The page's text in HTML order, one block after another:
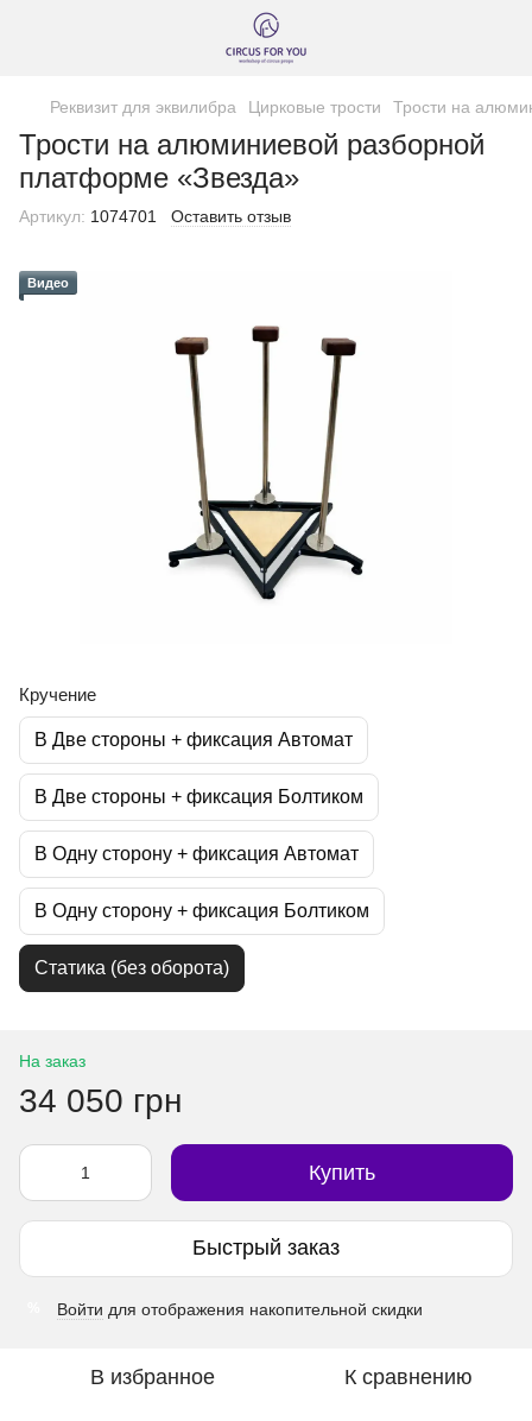
Реквизит для эквилибра Цирковые трости Трости на
Трости на алюминиевой разборной
платформе «Звезда»
Артикул: 1074701 Оставить отзыв
Видео
Кручение
В Две стороны + фиксация Автомат
В Две стороны + фиксация Болтиком
В Одну сторону + фиксация Автомат
В Одну сторону + фиксация Болтиком
Статика (без оборота)
На заказ
34 050 грн
Купить
Быстрый заказ
Войти для отображения накопительной скидки
В избранное К сравнению